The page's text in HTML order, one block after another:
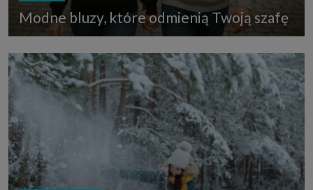
Modne bluzy, które odmienią Twoją szafę